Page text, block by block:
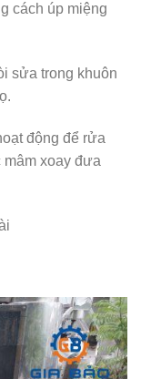
cách úp miệng
sửa trong khuôn
động để rửa
xoay đưa